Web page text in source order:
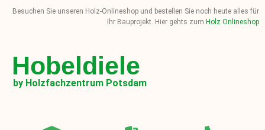
Besuchen Sie unseren Holz-Onlineshop und bestellen Sie noch heute alles für
Ihr Bauprojekt. Hier gehts zum Holz Onlineshop
Hobeldiele
by Holzfachzentrum Potsdam